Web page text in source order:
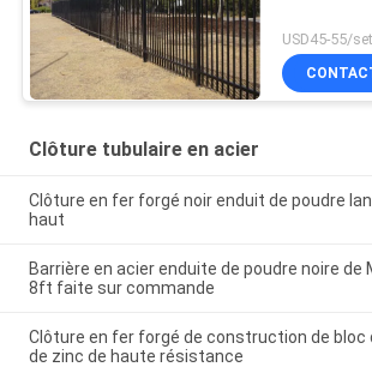
Clôture tubulaire en acier
Clôture en fer forgé noir enduit de poudre
haut
Barrière en acier enduite de poudre noire
8ft faite sur commande
Clôture en fer forgé de construction de bloc
de zinc de haute résistance